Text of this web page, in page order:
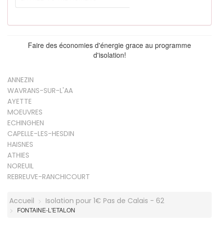
Faire des économies d'énergie grace au programme
d'isolation!
ANNEZIN
WAVRANS-SUR-L'AA
AYETTE
MOEUVRES
ECHINGHEN
CAPELLE-LES-HESDIN
HAISNES
ATHIES
NOREUIL
REBREUVE-RANCHICOURT
Accueil Isolation pour 1€ Pas de Calais - 62
FONTAINE-L'ETALON